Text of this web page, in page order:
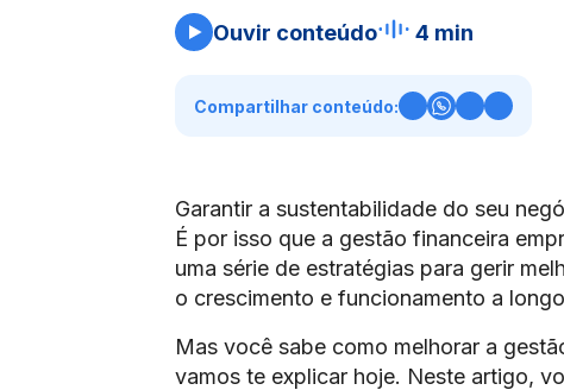
Ouvir conteúdo 4 min
Compartilhar conteúdo:
Garantir a sustentabilidade do seu
É por isso que a gestão financeira
uma série de estratégias para gerir
o crescimento e funcionamento a
Mas você sabe como melhorar a
vamos te explicar hoje. Neste artigo,